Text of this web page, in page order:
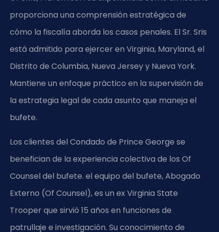
proporciona una comprensión estratégica de
cómo la fiscalía aborda los casos penales. El Sr. Sris
está admitido para ejercer en Virginia, Maryland, el
Distrito de Columbia, Nueva Jersey y Nueva York.
Mantiene un enfoque práctico en la supervisión de
la estrategia legal de cada asunto que maneja el
bufete.
Los clientes del Condado de Prince George se
benefician de la experiencia colectiva de los Of
Counsel del bufete. el equipo del bufete, Abogado
Externo (Of Counsel), es un ex Virginia State
Trooper que sirvió 15 años en funciones de
patrullaje e investigación. Su conocimiento de